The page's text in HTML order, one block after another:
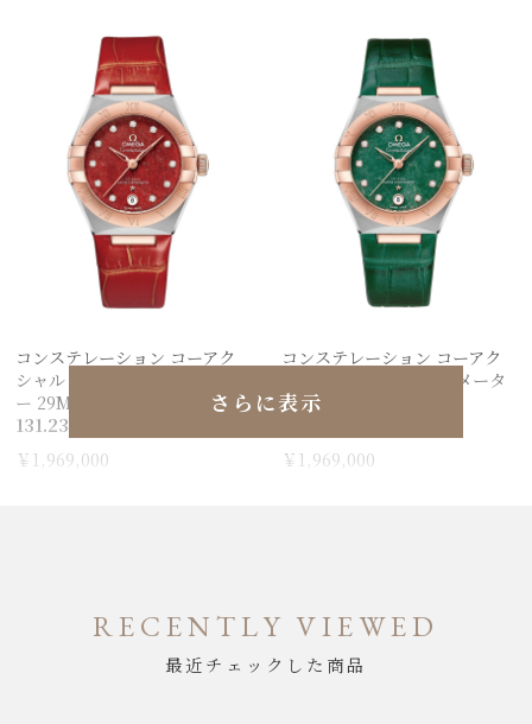
コンステレーション コーアク
シャル マスター クロノメータ
ー 29M M
131.23.29.20.99.002
￥1,969,000
コンステレーション コーアク
シャル マスター クロノメータ
ー 29M M
￥1,969,000
さらに表示
RECENTLY VIEWED
最近チェックした商品